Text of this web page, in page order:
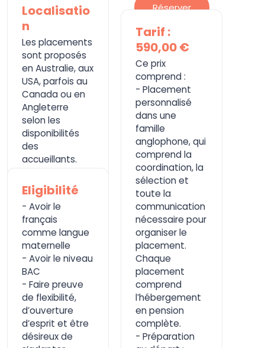
Réserver
Localisatio
n
Les placements
sont proposés
en Australie, aux
USA, parfois au
Canada ou en
Angleterre
selon les
disponibilités
des
accueillants.
Tarif :
590,00 €
Ce prix
comprend :
- Placement
personnalisé
dans une
famille
anglophone, qui
comprend la
coordination, la
sélection et
toute la
communication
nécessaire pour
organiser le
placement.
Chaque
placement
comprend
l’hébergement
en pension
complète.
- Préparation
Eligibilité
- Avoir le
français
comme langue
maternelle
- Avoir le niveau
BAC
- Faire preuve
de flexibilité,
d’ouverture
d’esprit et être
désireux de